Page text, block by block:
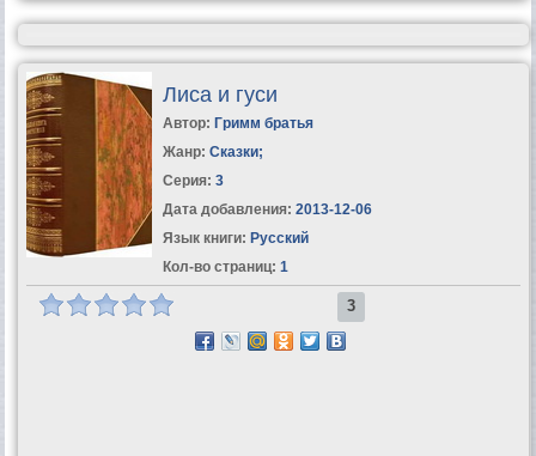
Лиса и гуси
Автор: Гримм братья
Жанр: Сказки;
Серия: 3
Дата добавления: 2013-12-06
Язык книги: Русский
Кол-во страниц: 1
3